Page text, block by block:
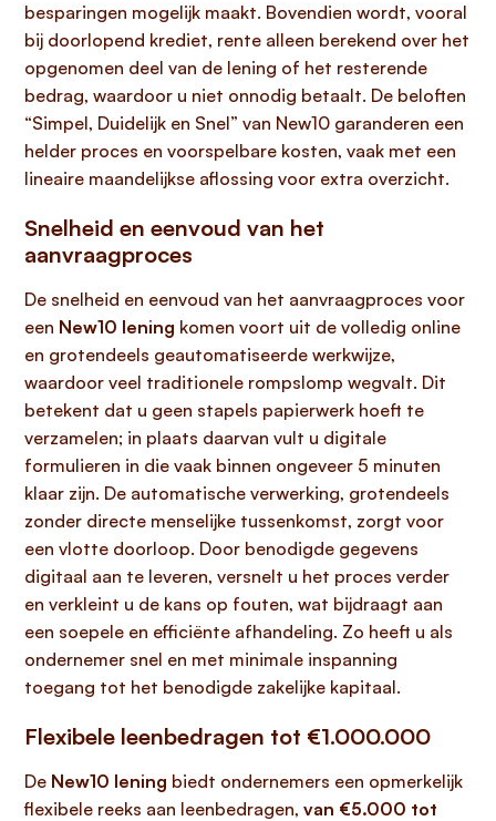
besparingen mogelijk maakt. Bovendien wordt, vooral
bij doorlopend krediet, rente alleen berekend over het
opgenomen deel van de lening of het resterende
bedrag, waardoor u niet onnodig betaalt. De beloften
“Simpel, Duidelijk en Snel” van New10 garanderen een
helder proces en voorspelbare kosten, vaak met een
lineaire maandelijkse aflossing voor extra overzicht.
Snelheid en eenvoud van het
aanvraagproces
De snelheid en eenvoud van het aanvraagproces voor
een New10 lening komen voort uit de volledig online
en grotendeels geautomatiseerde werkwijze,
waardoor veel traditionele rompslomp wegvalt. Dit
betekent dat u geen stapels papierwerk hoeft te
verzamelen; in plaats daarvan vult u digitale
formulieren in die vaak binnen ongeveer 5 minuten
klaar zijn. De automatische verwerking, grotendeels
zonder directe menselijke tussenkomst, zorgt voor
een vlotte doorloop. Door benodigde gegevens
digitaal aan te leveren, versnelt u het proces verder
en verkleint u de kans op fouten, wat bijdraagt aan
een soepele en efficiënte afhandeling. Zo heeft u als
ondernemer snel en met minimale inspanning
toegang tot het benodigde zakelijke kapitaal.
Flexibele leenbedragen tot €1.000.000
De New10 lening biedt ondernemers een opmerkelijk
flexibele reeks aan leenbedragen, van €5.000 tot